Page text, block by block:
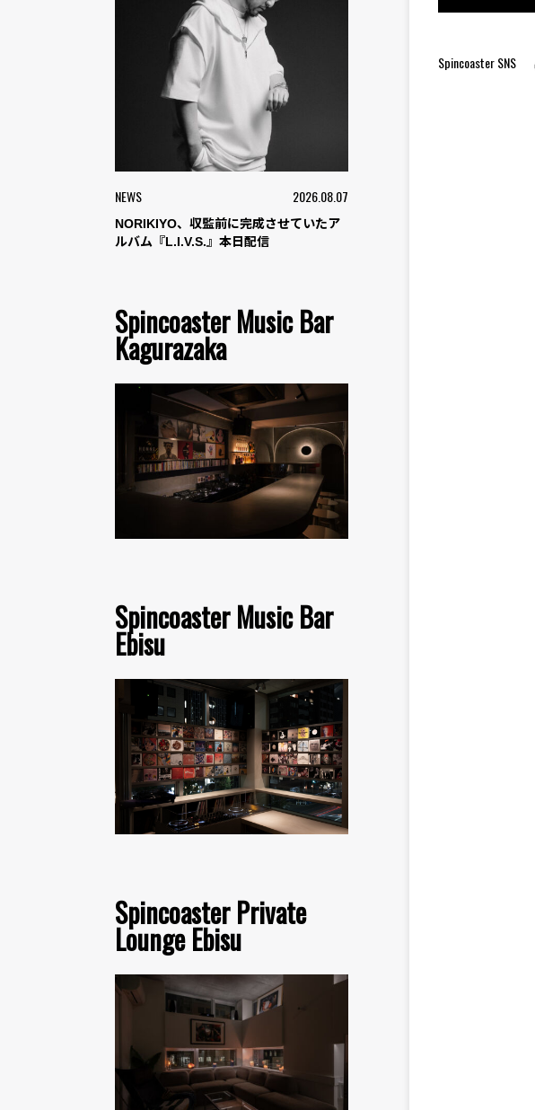
NEWS 2026.08.07
NORIKIYO、収監前に完成させていたア
ルバム『L.I.V.S.』本日配信
Spincoaster Music Bar
Kagurazaka
Spincoaster Music Bar
Ebisu
Spincoaster Private
Lounge Ebisu
Spincoaster SNS